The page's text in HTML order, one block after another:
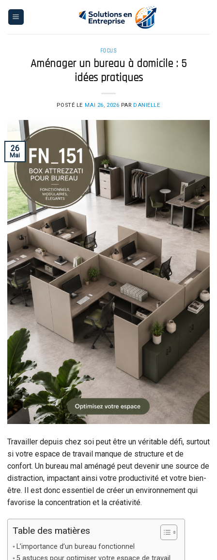
FOCUS
Aménager un bureau à domicile : 5
idées pratiques
POSTÉ LE MAI 26, 2026 PARDANIELLE
26
Mai
Travailler depuis chez soi peut être un véritable défi, surtout
si votre espace de travail manque de structure et de
confort. Un bureau mal aménagé peut devenir une source de
distraction, impactant ainsi votre productivité et votre bien-
être. Il est donc essentiel de créer un environnement qui
favorise la concentration et la créativité.
Table des matières
L’importance d’un bureau fonctionnel
5 astuces pour optimiser votre espace de travail